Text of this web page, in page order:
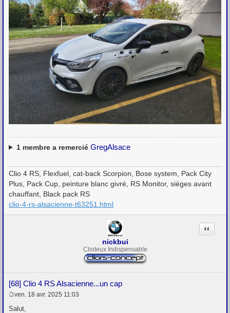
1membre a remercié GregAlsace
Clio 4 RS, Flexfuel, cat-back Scorpion, Bose system, Pack City
Plus, Pack Cup, peinture blanc givré, RS Monitor, sièges avant
chauffant, Black pack RS
clio-4-rs-alsacienne-t63251.html
nickbui
Clioteux Indispensable
[68] Clio 4 RS Alsacienne...un cap
Citation
e
ven. 18 avr. 2025 11:03
Salut,